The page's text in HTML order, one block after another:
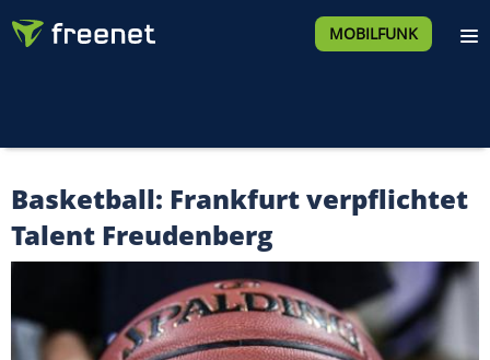
MOBILFUNK
Basketball: Frankfurt verpflichtet
Talent Freudenberg